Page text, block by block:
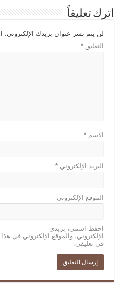
اترك تعليقاً
لن يتم نشر عنوان بريدك الإلكتروني.
التعليق*
الاسم*
البريد الإلكتروني*
الموقع الإلكتروني
احفظ اسمي، بريدي
الإلكتروني، والموقع الإلكتروني في
في تعليقي.